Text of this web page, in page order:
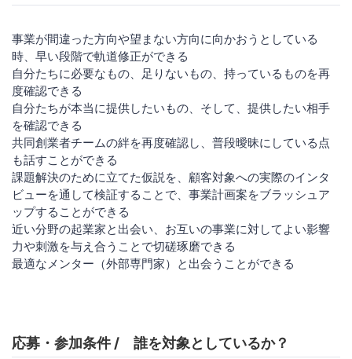
​事業が間違った方向や望まない方向に向かおうとしている
時、早い段階で軌道修正ができる
自分たちに必要なもの、足りないもの、持っているものを再
度確認できる
自分たちが本当に提供したいもの、そして、提供したい相手
を確認できる
共同創業者チームの絆を再度確認し、普段曖昧にしている点
も話すことができる
課題解決のために立てた仮説を、顧客対象への実際のインタ
ビューを通して検証することで、事業計画案をブラッシュア
ップすることができる
近い分野の起業家と出会い、お互いの事業に対してよい影響
力や刺激を与え合うことで切磋琢磨できる
最適なメンター（外部専門家）と出会うことができる
応募・参加条件 / 誰を対象としているか？